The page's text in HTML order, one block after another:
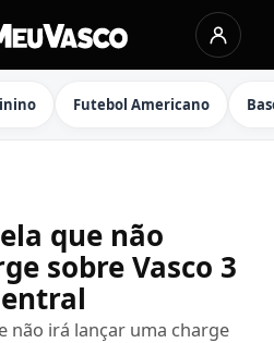
Futebol Americano
que não
sobre Vasco 3
não irá lançar uma charge